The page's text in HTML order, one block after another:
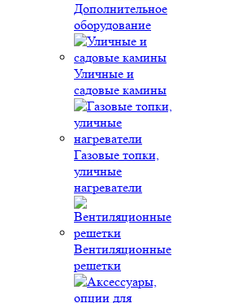
Дополнительное
оборудование
Уличные и
садовые камины
Газовые топки,
уличные
нагреватели
Вентиляционные
решетки